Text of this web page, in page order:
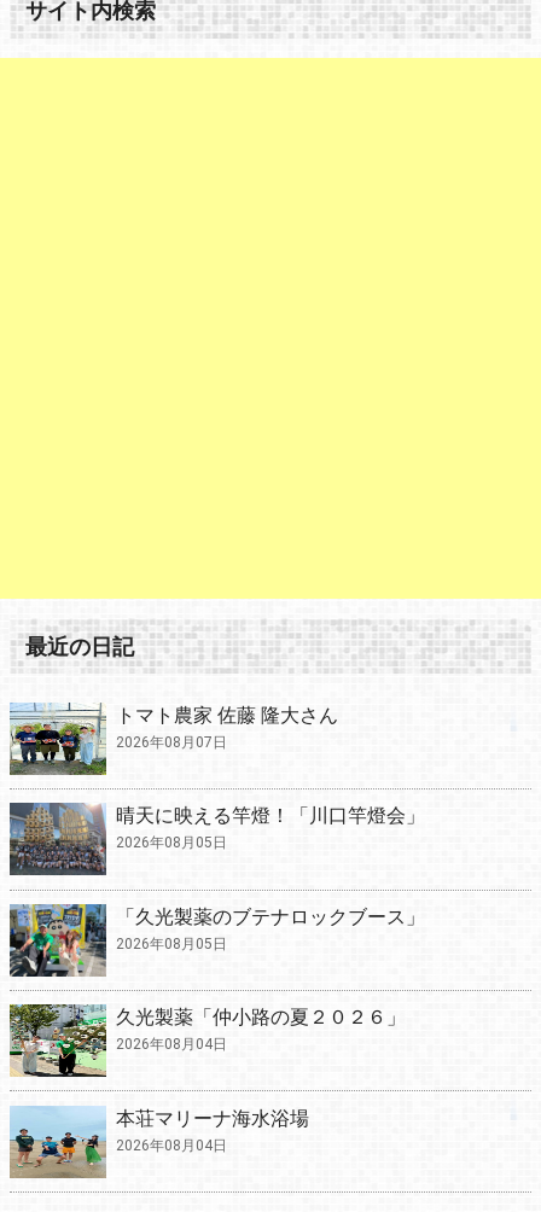
サイト内検索
最近の日記
トマト農家 佐藤 隆大さん
2026年08月07日
晴天に映える竿燈！「川口竿燈会」
2026年08月05日
「久光製薬のブテナロックブース」
2026年08月05日
久光製薬「仲小路の夏２０２６」
2026年08月04日
本荘マリーナ海水浴場
2026年08月04日